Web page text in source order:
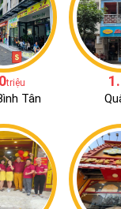
triệu
Tân